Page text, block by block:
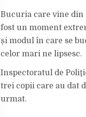
Bucuria care vine
fost un moment
și modul în care se
celor mari ne lipsesc.
Inspectoratul de
trei copii care au dat
urmat.